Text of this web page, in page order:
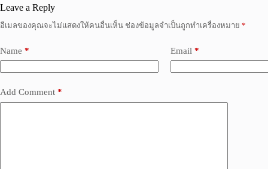
Leave a Reply
อีเมลของคุณจะไม่แสดงให้คนอื่นเห็น ช่องข้อมูลจำเป็นถูกทำเครื่องหมาย *
Name * Email *
Add Comment *